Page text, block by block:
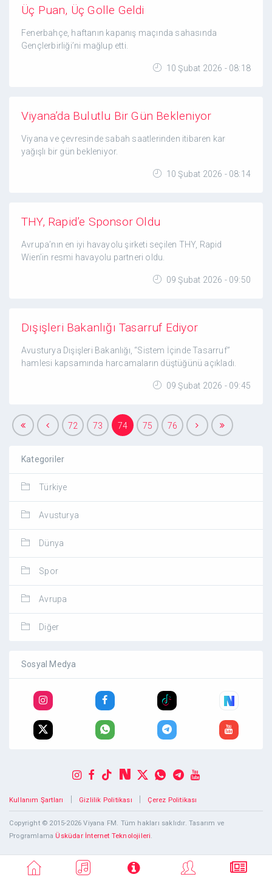
Üç Puan, Üç Golle Geldi
Fenerbahçe, haftanın kapanış maçında sahasında
Gençlerbirliği’ni mağlup etti.
10 Şubat 2026 - 08:18
Viyana’da Bulutlu Bir Gün Bekleniyor
Viyana ve çevresinde sabah saatlerinden itibaren kar
yağışlı bir gün bekleniyor.
10 Şubat 2026 - 08:14
THY, Rapid’e Sponsor Oldu
Avrupa’nın en iyi havayolu şirketi seçilen THY, Rapid
Wien’in resmi havayolu partneri oldu.
09 Şubat 2026 - 09:50
Dışişleri Bakanlığı Tasarruf Ediyor
Avusturya Dışişleri Bakanlığı, “Sistem İçinde Tasarruf”
hamlesi kapsamında harcamaların düştüğünü açıkladı.
09 Şubat 2026 - 09:45
72 73 74 75 76
Kategoriler
Türkiye
Avusturya
Dünya
Spor
Avrupa
Diğer
Sosyal Medya
Kullanım Şartları Gizlilik Politikası Çerez Politikası
Copyright © 2015-2026 Viyana FM. Tüm hakları saklıdır. Tasarım ve
Programlama Üsküdar İnternet Teknolojileri.